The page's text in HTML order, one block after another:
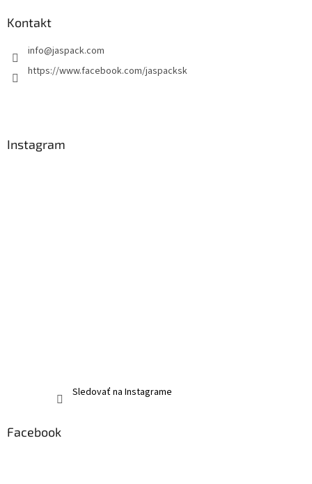
Kontakt
info@jaspack.com
https://www.facebook.com/jaspacksk
Instagram
Sledovať na Instagrame
Facebook